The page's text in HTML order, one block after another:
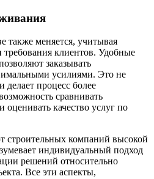
также меняется, учитывая
клиентов. Удобные
заказывать
усилиями. Это не
делает процесс более
сравнивать
качество услуг по
строительных компаний высокой
индивидуальный подход
решений относительно
Все эти аспекты,